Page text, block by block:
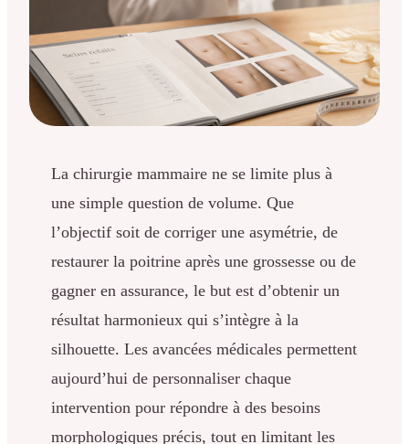
La chirurgie mammaire ne se limite plus à
une simple question de volume. Que
l’objectif soit de corriger une asymétrie, de
restaurer la poitrine après une grossesse ou de
gagner en assurance, le but est d’obtenir un
résultat harmonieux qui s’intègre à la
silhouette. Les avancées médicales permettent
aujourd’hui de personnaliser chaque
intervention pour répondre à des besoins
morphologiques précis, tout en limitant les